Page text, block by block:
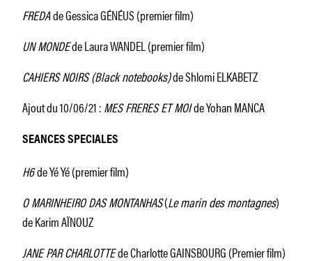
FREDAde Gessica GÉNÉUS (premier film)
UN MONDEde Laura WANDEL (premier film)
CAHIERS NOIRS (Black notebooks)de Shlomi ELKABETZ
Ajout du 10/06/21 :MES FRERES ET MOIde Yohan MANCA
SEANCES SPECIALES
H6de Yé Yé (premier film)
O MARINHEIRO DAS MONTANHAS(Le marin des montagnes)
de Karim AÏNOUZ
JANE PAR CHARLOTTEde Charlotte GAINSBOURG (Premier film)